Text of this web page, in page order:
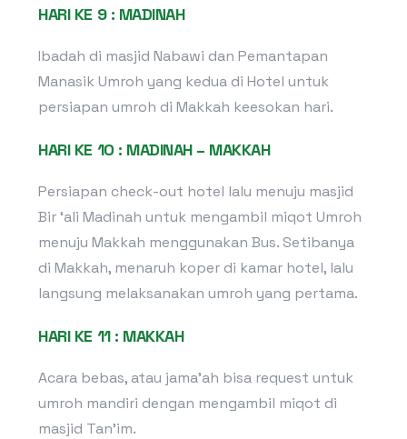
HARI KE 9 : MADINAH
Ibadah di masjid Nabawi dan Pemantapan
Manasik Umroh yang kedua di Hotel untuk
persiapan umroh di Makkah keesokan hari.
HARI KE 10 : MADINAH – MAKKAH
Persiapan check-out hotel lalu menuju masjid
Bir ‘ali Madinah untuk mengambil miqot Umroh
menuju Makkah menggunakan Bus. Setibanya
di Makkah, menaruh koper di kamar hotel, lalu
langsung melaksanakan umroh yang pertama.
HARI KE 11 : MAKKAH
Acara bebas, atau jama’ah bisa request untuk
umroh mandiri dengan mengambil miqot di
masjid Tan’im.